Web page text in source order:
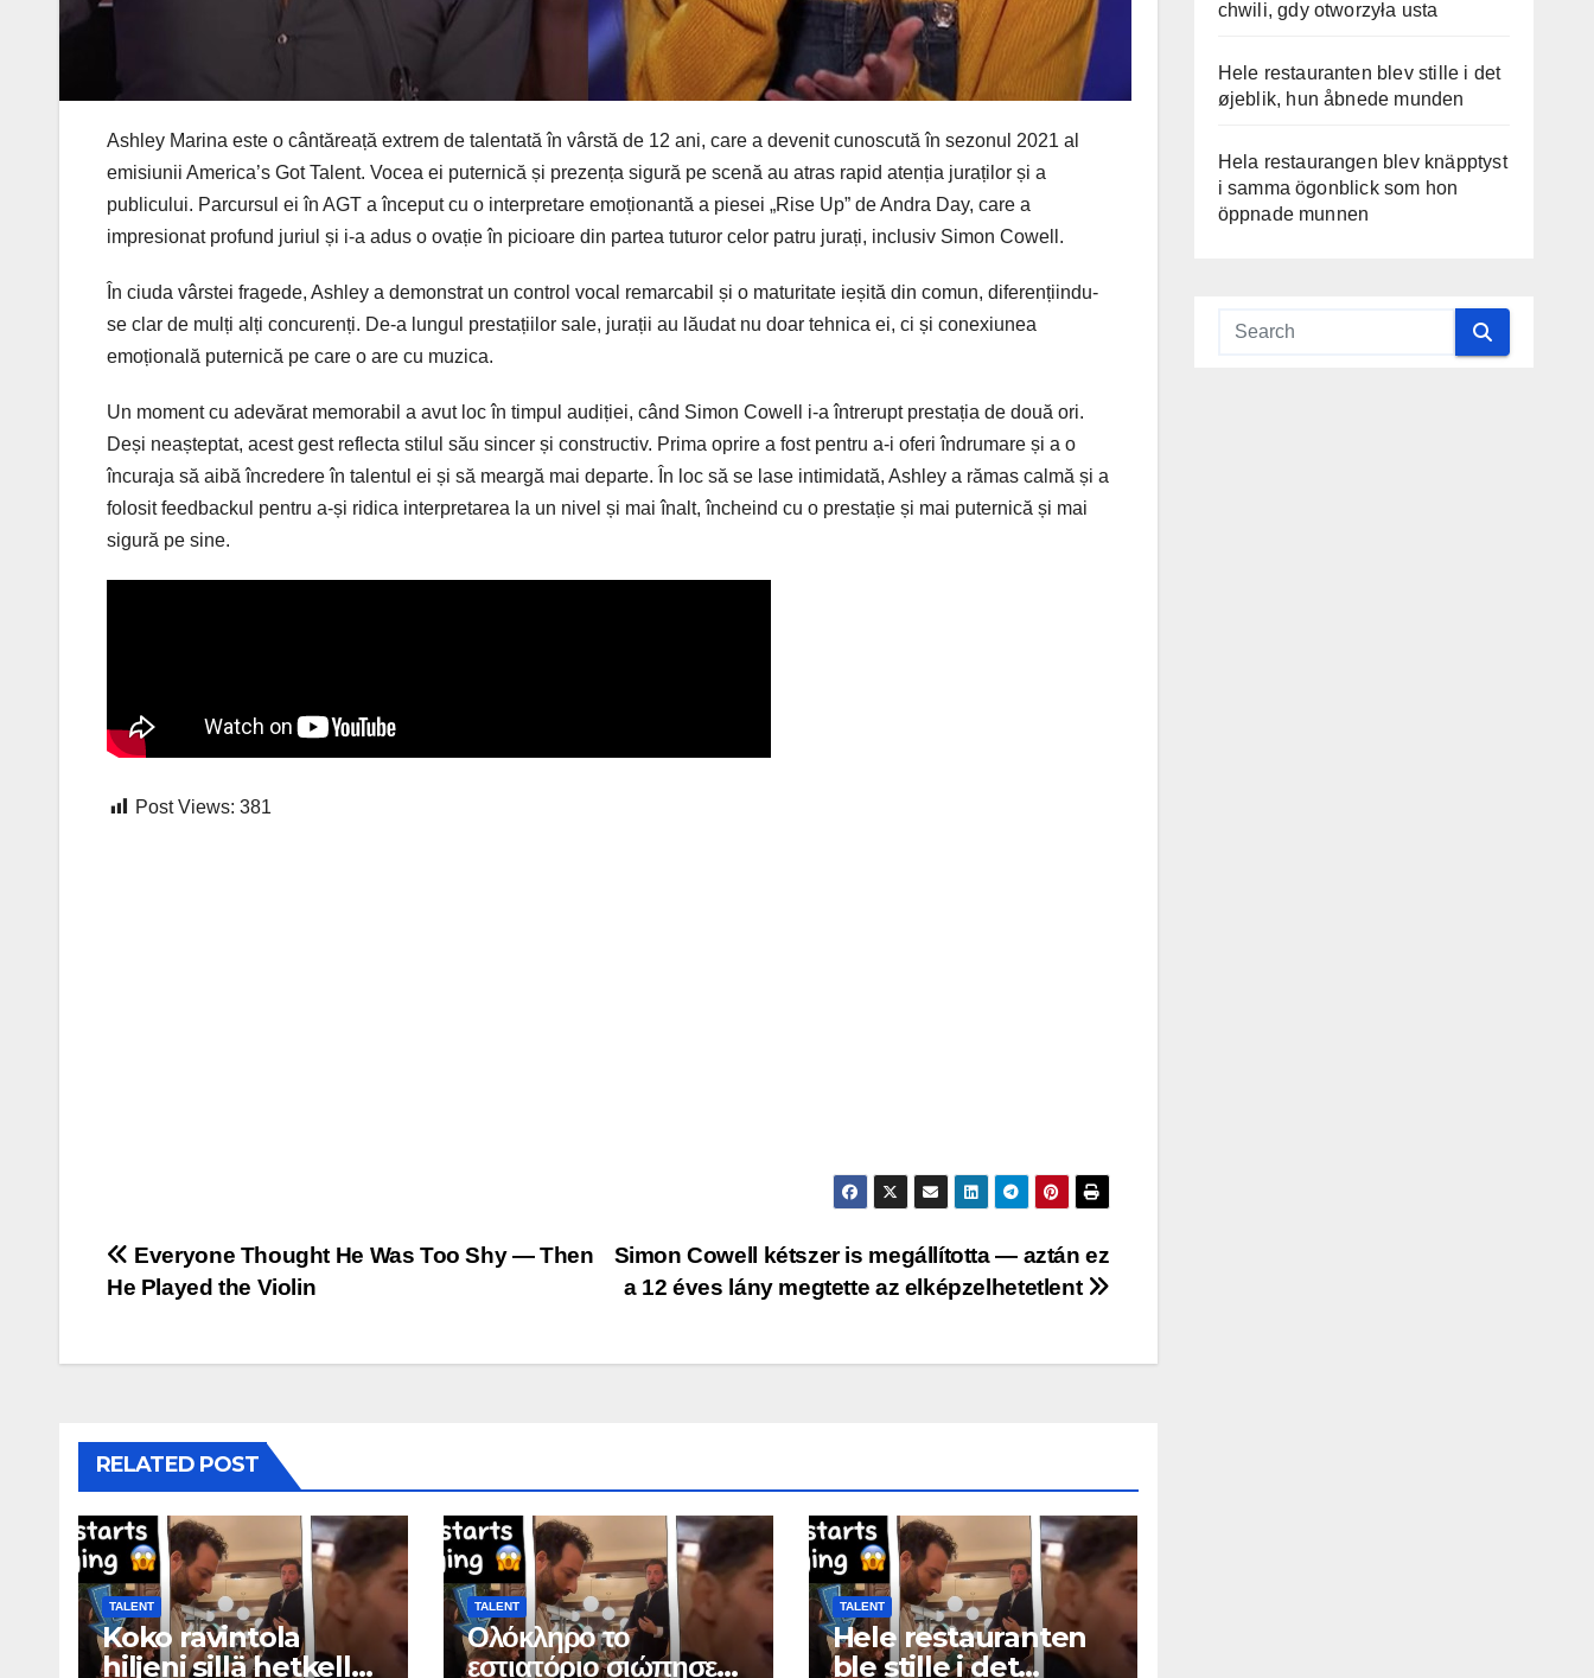
Ashley Marina este o cântăreață extrem de talentată în vârstă de 12 ani, care a devenit cunoscută în sezonul 2021 al
emisiunii America’s Got Talent. Vocea ei puternică și prezența sigură pe scenă au atras rapid atenția juraților și a
publicului. Parcursul ei în AGT a început cu o interpretare emoționantă a piesei „Rise Up” de Andra Day, care a
impresionat profund juriul și i-a adus o ovație în picioare din partea tuturor celor patru jurați, inclusiv Simon Cowell.
În ciuda vârstei fragede, Ashley a demonstrat un control vocal remarcabil și o maturitate ieșită din comun, diferențiindu-
se clar de mulți alți concurenți. De-a lungul prestațiilor sale, jurații au lăudat nu doar tehnica ei, ci și conexiunea
emoțională puternică pe care o are cu muzica.
Un moment cu adevărat memorabil a avut loc în timpul audiției, când Simon Cowell i-a întrerupt prestația de două ori.
Deși neașteptat, acest gest reflecta stilul său sincer și constructiv. Prima oprire a fost pentru a-i oferi îndrumare și a o
încuraja să aibă încredere în talentul ei și să meargă mai departe. În loc să se lase intimidată, Ashley a rămas calmă și a
folosit feedbackul pentru a-și ridica interpretarea la un nivel și mai înalt, încheind cu o prestație și mai puternică și mai
sigură pe sine.
Post Views: 381
Post
navigation
Simon Cowell kétszer is megállította — aztán ez
a 12 éves lány megtette az elképzelhetetlent
Everyone Thought He Was Too Shy — Then
He Played the Violin
RELATED POST
TALENT
Koko ravintola
hiljeni sillä hetkellä,
TALENT
Ολόκληρο το
εστιατόριο σιώπησε
TALENT
Hele restauranten
ble stille i det
chwili, gdy otworzyła usta
Hele restauranten blev stille i det
øjeblik, hun åbnede munden
Hela restaurangen blev knäpptyst
i samma ögonblick som hon
öppnade munnen